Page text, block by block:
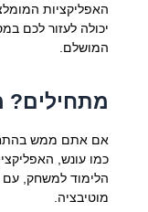
האפליקציות
יכולה לעזור לכם
המושלם.
מתחילים?
אם אתם ממש
כמו עונש,
הלימוד למשחק, עם
מוטיבציה.